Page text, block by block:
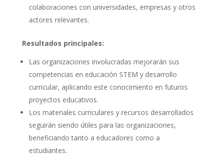
colaboraciones con universidades, empresas y otros
actores relevantes.
Resultados principales:
Las organizaciones involucradas mejorarán sus
competencias en educación STEM y desarrollo
curricular, aplicando este conocimiento en futuros
proyectos educativos.
Los materiales curriculares y recursos desarrollados
seguirán siendo útiles para las organizaciones,
beneficiando tanto a educadores como a
estudiantes.